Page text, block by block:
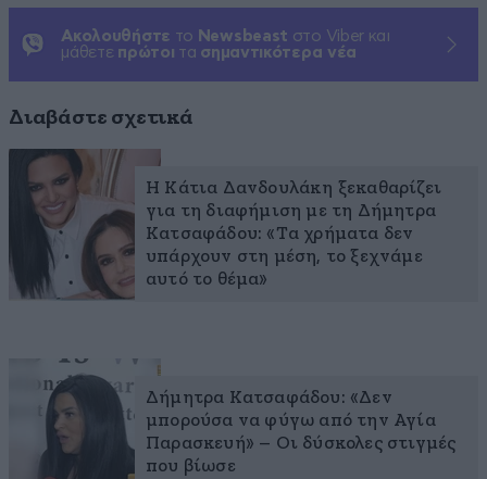
Ακολουθήστε το Newsbeast στο Viber και
μάθετε πρώτοι τα σημαντικότερα νέα
Διαβάστε σχετικά
H Κάτια Δανδουλάκη ξεκαθαρίζει
για τη διαφήμιση με τη Δήμητρα
Κατσαφάδου: «Τα χρήματα δεν
υπάρχουν στη μέση, το ξεχνάμε
αυτό το θέμα»
Δήμητρα Κατσαφάδου: «Δεν
μπορούσα να φύγω από την Αγία
Παρασκευή» – Οι δύσκολες στιγμές
που βίωσε